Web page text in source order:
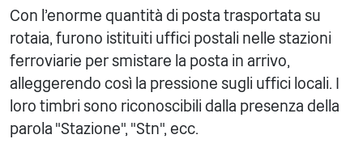
Con l'enorme quantità di posta trasportata su
rotaia, furono istituiti uffici postali nelle stazioni
ferroviarie per smistare la posta in arrivo,
alleggerendo così la pressione sugli uffici locali. I
loro timbri sono riconoscibili dalla presenza della
parola "Stazione", "Stn", ecc.